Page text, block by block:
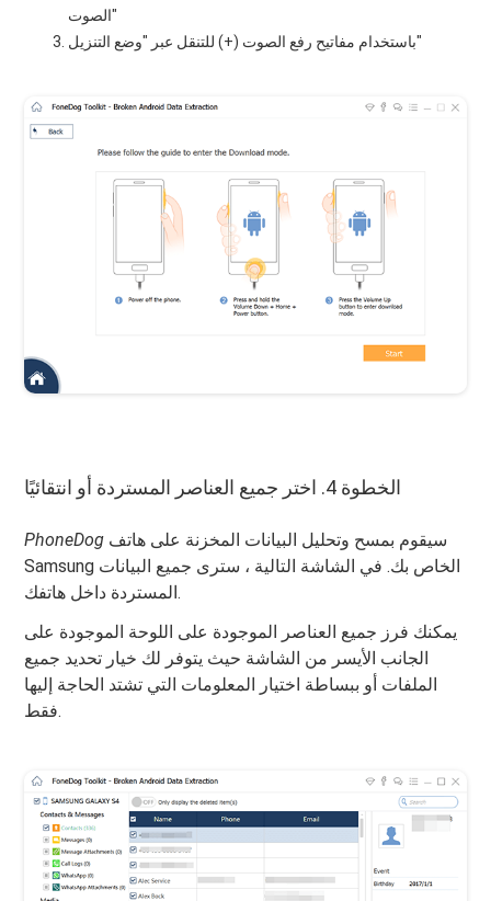
الصوت"
باستخدام مفاتيح رفع الصوت (+) للتنقل عبر "وضع التنزيل"
الخطوة 4. اختر جميع العناصر المستردة أو انتقائيًا
PhoneDog سيقوم بمسح وتحليل البيانات المخزنة على هاتف
Samsung الخاص بك. في الشاشة التالية ، سترى جميع البيانات
المستردة داخل هاتفك.
يمكنك فرز جميع العناصر الموجودة على اللوحة الموجودة على
الجانب الأيسر من الشاشة حيث يتوفر لك خيار تحديد جميع
الملفات أو ببساطة اختيار المعلومات التي تشتد الحاجة إليها
فقط.